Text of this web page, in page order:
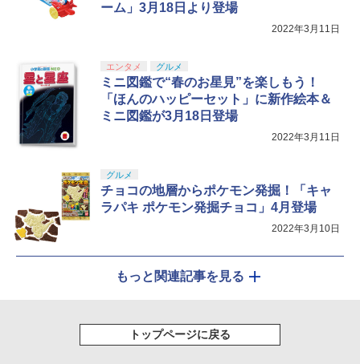
『映画 ラブライブ！蓮ノ空女学院スクー
ルアイドルクラブ Bloom Garden Part
￥8,589
ーム」3月18日より登場
2022年3月11日
エンタメ グルメ
ミニ図鑑で“春のお星見”を楽しもう！
「ほんのハッピーセット」に新作絵本＆
ミニ図鑑が3月18日登場
2022年3月11日
グルメ
チョコの地層からポケモン発掘！「キャ
ラパキ ポケモン発掘チョコ」4月登場
2022年3月10日
もっと関連記事を見る
トップページに戻る